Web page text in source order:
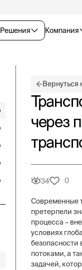
Решения Компания
Вернуться
через
34 0
Современные
претерпели
процесса –
условиях
безопасности
потоками, а
задачей,